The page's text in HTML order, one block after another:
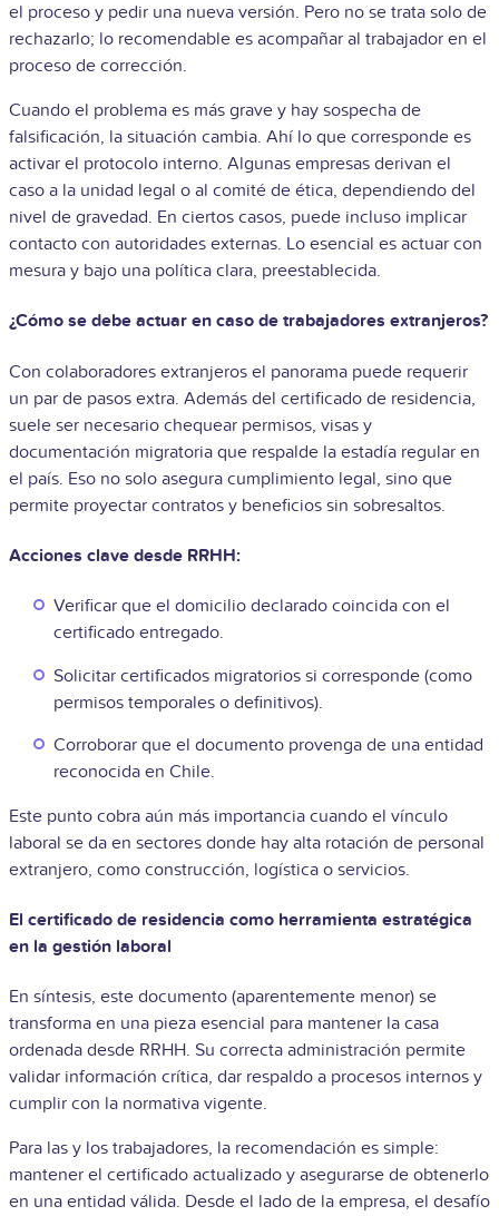
el proceso y pedir una nueva versión. Pero no se trata solo de
rechazarlo; lo recomendable es acompañar al trabajador en el
proceso de corrección.
Cuando el problema es más grave y hay sospecha de
falsificación, la situación cambia. Ahí lo que corresponde es
activar el protocolo interno. Algunas empresas derivan el
caso a la unidad legal o al comité de ética, dependiendo del
nivel de gravedad. En ciertos casos, puede incluso implicar
contacto con autoridades externas. Lo esencial es actuar con
mesura y bajo una política clara, preestablecida.
¿Cómo se debe actuar en caso de trabajadores extranjeros?
Con colaboradores extranjeros el panorama puede requerir
un par de pasos extra. Además del certificado de residencia,
suele ser necesario chequear permisos, visas y
documentación migratoria que respalde la estadía regular en
el país. Eso no solo asegura cumplimiento legal, sino que
permite proyectar contratos y beneficios sin sobresaltos.
Acciones clave desde RRHH:
Verificar que el domicilio declarado coincida con el
certificado entregado.
Solicitar certificados migratorios si corresponde (como
permisos temporales o definitivos).
Corroborar que el documento provenga de una entidad
reconocida en Chile.
Este punto cobra aún más importancia cuando el vínculo
laboral se da en sectores donde hay alta rotación de personal
extranjero, como construcción, logística o servicios.
El certificado de residencia como herramienta estratégica
en la gestión laboral
En síntesis, este documento (aparentemente menor) se
transforma en una pieza esencial para mantener la casa
ordenada desde RRHH. Su correcta administración permite
validar información crítica, dar respaldo a procesos internos y
cumplir con la normativa vigente.
Para las y los trabajadores, la recomendación es simple:
mantener el certificado actualizado y asegurarse de obtenerlo
en una entidad válida. Desde el lado de la empresa, el desafío